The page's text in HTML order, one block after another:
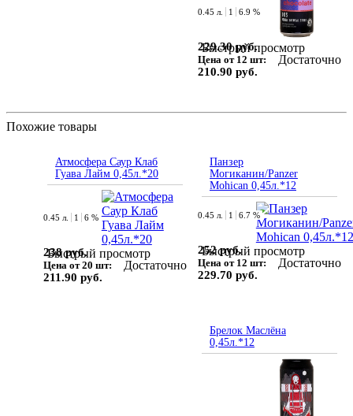
Быстрый просмотр
0.45 л. 1 6.9 %
229.30 руб.
Цена от 12 шт:
210.90 руб.
Достаточно
Похожие товары
Атмосфера Саур Клаб
Гуава Лайм 0,45л.*20
Быстрый просмотр
0.45 л. 1 6 %
238 руб.
Цена от 20 шт:
211.90 руб.
Достаточно
Панзер
Могиканин/Panzer
Mohican 0,45л.*12
Быстрый просмотр
0.45 л. 1 6.7 %
252 руб.
Цена от 12 шт:
229.70 руб.
Достаточно
Брелок Маслёна
0,45л.*12